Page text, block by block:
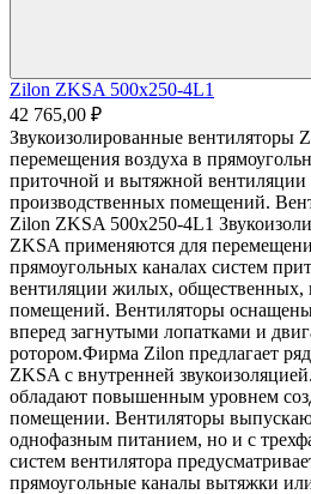
Zilon ZKSA 500х250-4L1
42 765,00 ₽
Звукоизолированные вентиляторы
перемещения воздуха в
приточной и вытяжной
производственных помещений.
Zilon ZKSA 500х250-4L1
ZKSA применяются для
прямоугольных каналах систем
вентиляции жилых, общественных,
помещений. Вентиляторы
вперед загнутыми лопатками и
ротором.Фирма Zilon предлагает
ZKSA с внутренней
обладают повышенным уровнем
помещении. Вентиляторы
однофазным питанием, но и с
систем вентилятора
прямоугольные каналы вытяжки